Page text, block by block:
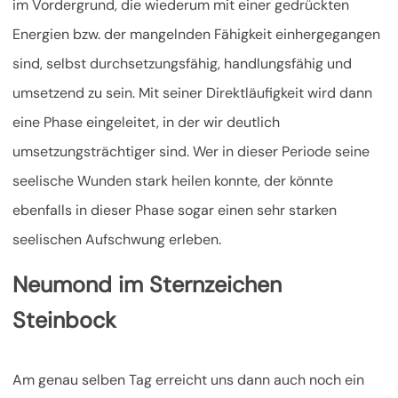
im Vordergrund, die wiederum mit einer gedrückten
Energien bzw. der mangelnden Fähigkeit einhergegangen
sind, selbst durchsetzungsfähig, handlungsfähig und
umsetzend zu sein. Mit seiner Direktläufigkeit wird dann
eine Phase eingeleitet, in der wir deutlich
umsetzungsträchtiger sind. Wer in dieser Periode seine
seelische Wunden stark heilen konnte, der könnte
ebenfalls in dieser Phase sogar einen sehr starken
seelischen Aufschwung erleben.
Neumond im Sternzeichen
Steinbock
Am genau selben Tag erreicht uns dann auch noch ein